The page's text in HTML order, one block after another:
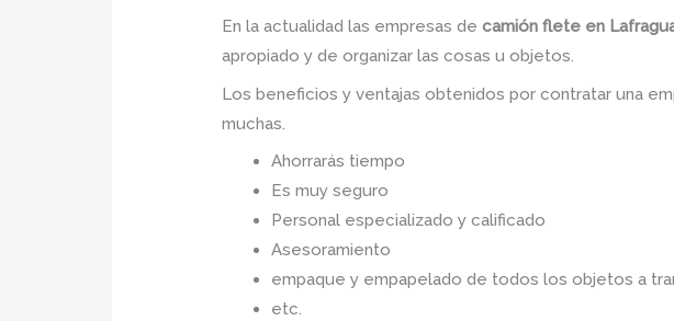
En la actualidad las empresas decamión flete en
apropiado y de organizar las cosas u objetos.
Los beneficios y ventajas obtenidos por contratar una
muchas.
Ahorrarás tiempo
Es muy seguro
Personal especializado y calificado
Asesoramiento
empaque y empapelado de todos los objetos a
etc.